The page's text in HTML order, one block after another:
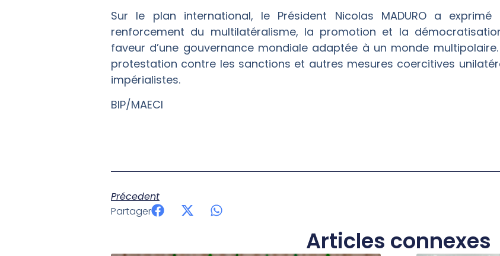
Sur le plan international, le Président Nicolas MADURO a
renforcement du multilatéralisme, la promotion et la
faveur d’une gouvernance mondiale adaptée à un monde
protestation contre les sanctions et autres mesures coercitives
impérialistes.
BIP/MAECI
Précedent
Partager
Articles connexes